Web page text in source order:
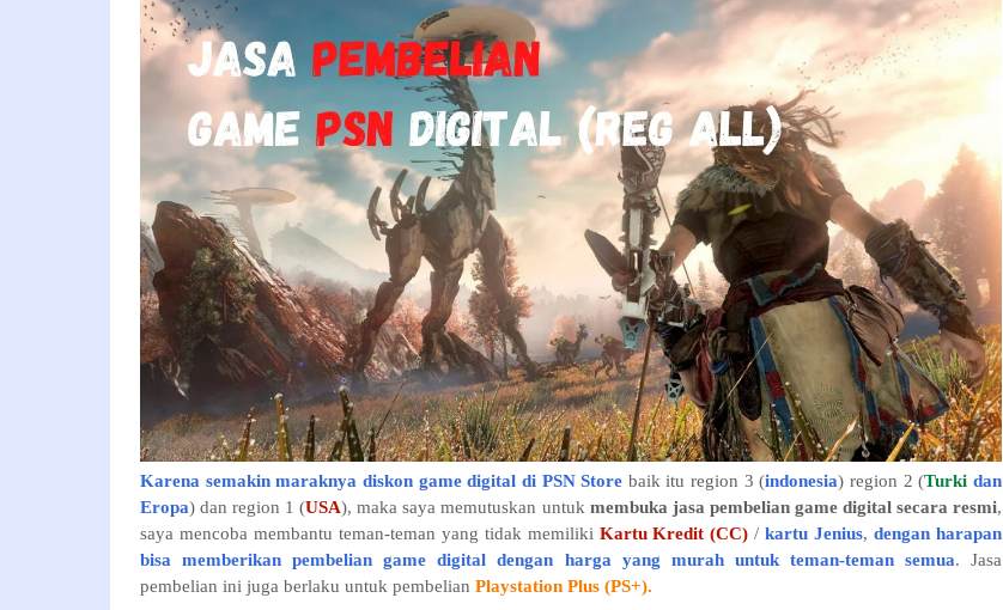
Karena semakin maraknya diskon game digital di PSN Store baik itu region 3 (indonesia) region 2 (Turki dan
Eropa) dan region 1 (USA), maka saya memutuskan untuk membuka jasa pembelian game digital secara resmi,
saya mencoba membantu teman-teman yang tidak memiliki Kartu Kredit (CC) /kartu Jenius,dengan harapan
bisa memberikan pembelian game digital dengan harga yang murah untuk teman-teman semua. Jasa
pembelian ini juga berlaku untuk pembelian Playstation Plus (PS+).